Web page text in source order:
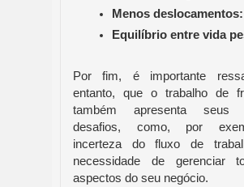
Menos deslocamentos:
Equilíbrio entre vida
Por fim, é importante
entanto, que o trabalho de
também apresenta seus
desafios, como, por
incerteza do fluxo de
necessidade de gerenciar
aspectos do seu negócio.